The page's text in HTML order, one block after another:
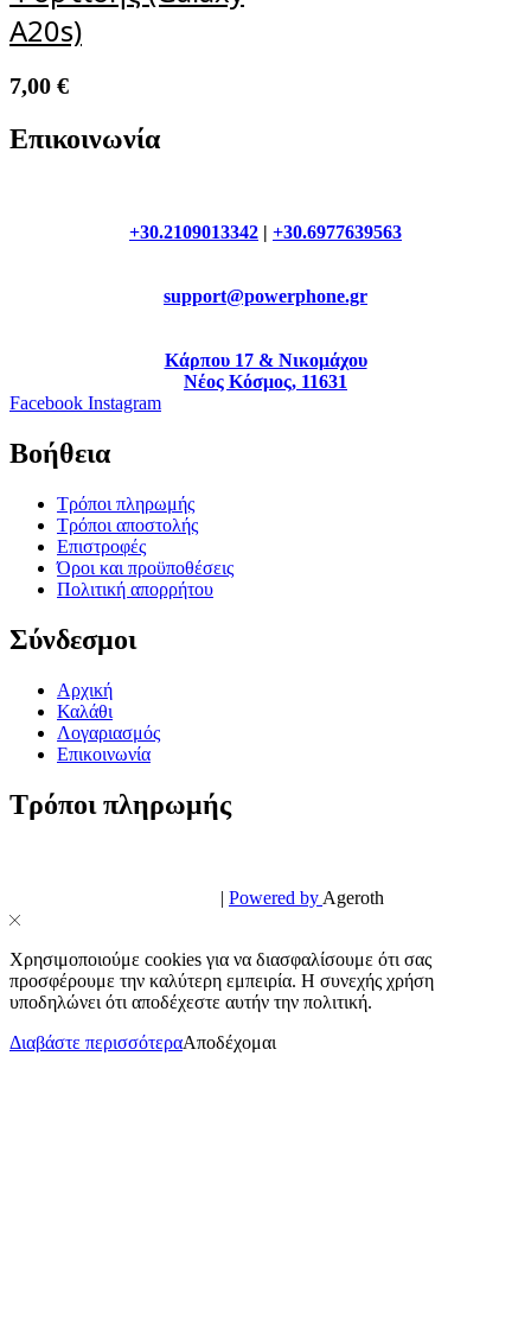
A20s)
7,00 €
Επικοινωνία
+30.2109013342 | +30.6977639563
support@powerphone.gr
Κάρπου 17 & Νικομάχου
Νέος Κόσμος, 11631
Facebook Instagram
Βοήθεια
Τρόποι πληρωμής
Τρόποι αποστολής
Επιστροφές
Όροι και προϋποθέσεις
Πολιτική απορρήτου
Σύνδεσμοι
Αρχική
Καλάθι
Λογαριασμός
Επικοινωνία
Τρόποι πληρωμής
| Powered by Ageroth
Χρησιμοποιούμε cookies για να διασφαλίσουμε ότι σας
προσφέρουμε την καλύτερη εμπειρία. Η συνεχής χρήση
υποδηλώνει ότι αποδέχεστε αυτήν την πολιτική.
Διαβάστε περισσότεραΑποδέχομαι